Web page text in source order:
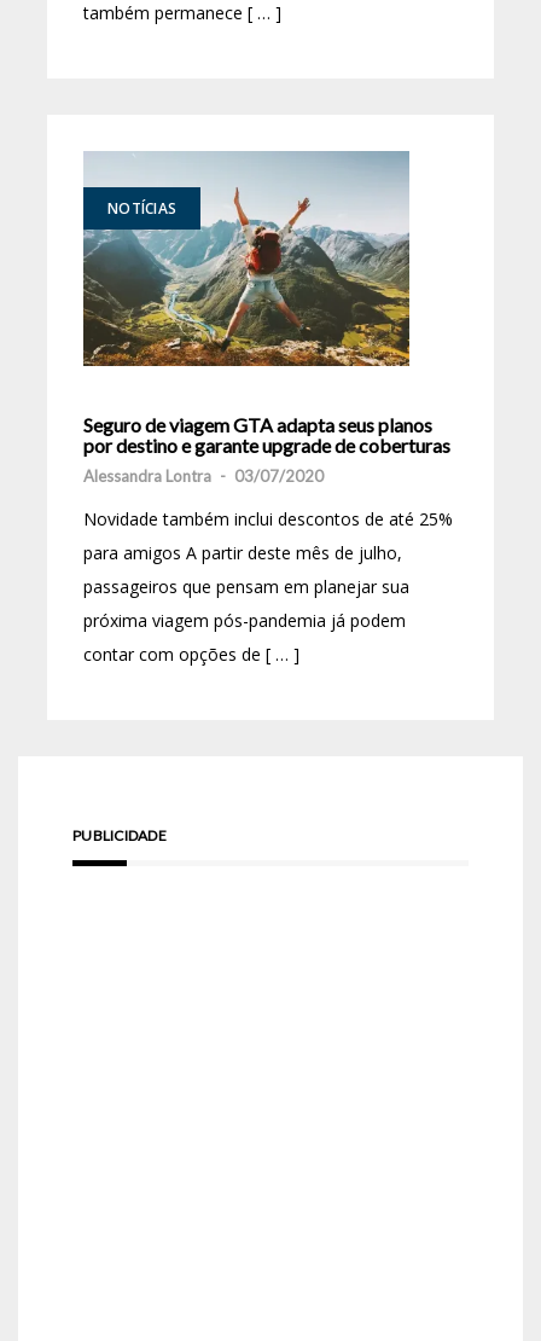
também permanece [ … ]
NOTÍCIAS
Seguro de viagem GTA adapta seus planos
por destino e garante upgrade de coberturas
Alessandra Lontra - 03/07/2020
Novidade também inclui descontos de até 25%
para amigos A partir deste mês de julho,
passageiros que pensam em planejar sua
próxima viagem pós-pandemia já podem
contar com opções de [ … ]
PUBLICIDADE